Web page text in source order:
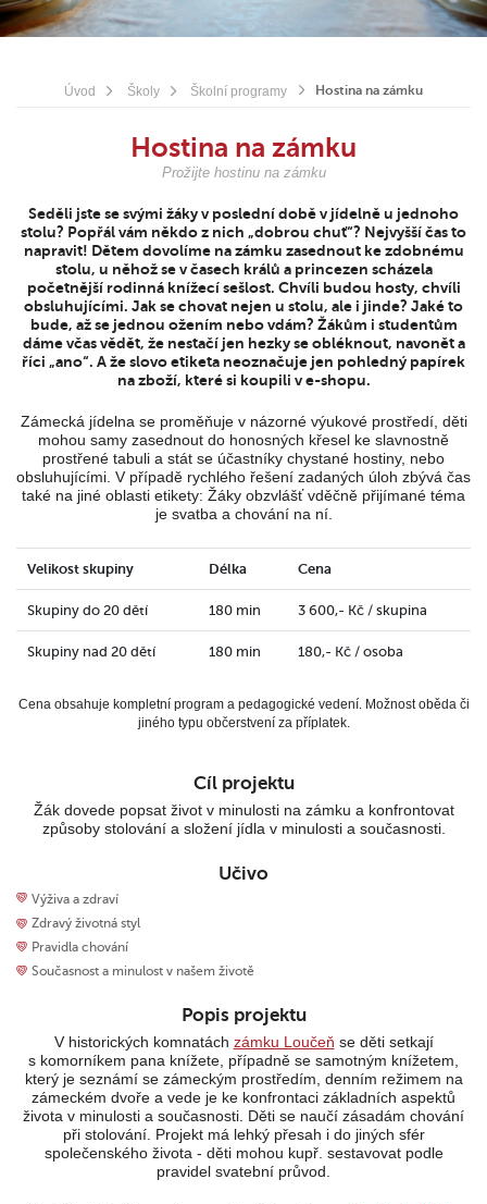
Úvod Školy Školní programy Hostina na zámku
Hostina na zámku
Prožijte hostinu na zámku
Seděli jste se svými žáky v poslední době v jídelně u jednoho
stolu? Popřál vám někdo z nich „dobrou chuť“? Nejvyšší čas to
napravit! Dětem dovolíme na zámku zasednout ke zdobnému
stolu, u něhož se v časech králů a princezen scházela
početnější rodinná knížecí sešlost. Chvíli budou hosty, chvíli
obsluhujícími. Jak se chovat nejen u stolu, ale i jinde? Jaké to
bude, až se jednou ožením nebo vdám? Žákům i studentům
dáme včas vědět, že nestačí jen hezky se obléknout, navonět a
říci „ano“. A že slovo etiketa neoznačuje jen pohledný papírek
na zboží, které si koupili v e-shopu.
Zámecká jídelna se proměňuje v názorné výukové prostředí, děti
mohou samy zasednout do honosných křesel ke slavnostně
prostřené tabuli a stát se účastníky chystané hostiny, nebo
obsluhujícími. V případě rychlého řešení zadaných úloh zbývá čas
také na jiné oblasti etikety: Žáky obzvlášť vděčně přijímané téma
je svatba a chování na ní.
Velikost skupiny Délka Cena
Skupiny do 20 dětí 180 min 3 600,- Kč / skupina
Skupiny nad 20 dětí 180 min 180,- Kč / osoba
Cena obsahuje kompletní program a pedagogické vedení. Možnost oběda či
jiného typu občerstvení za příplatek.
Cíl projektu
Žák dovede popsat život v minulosti na zámku a konfrontovat
způsoby stolování a složení jídla v minulosti a současnosti.
Učivo
Výživa a zdraví
Zdravý životná styl
Pravidla chování
Současnost a minulost v našem životě
Popis projektu
V historických komnatách zámku Loučeň se děti setkají
s komorníkem pana knížete, případně se samotným knížetem,
který je seznámí se zámeckým prostředím, denním režimem na
zámeckém dvoře a vede je ke konfrontaci základních aspektů
života v minulosti a současnosti. Děti se naučí zásadám chování
při stolování. Projekt má lehký přesah i do jiných sfér
společenského života - děti mohou kupř. sestavovat podle
pravidel svatební průvod.